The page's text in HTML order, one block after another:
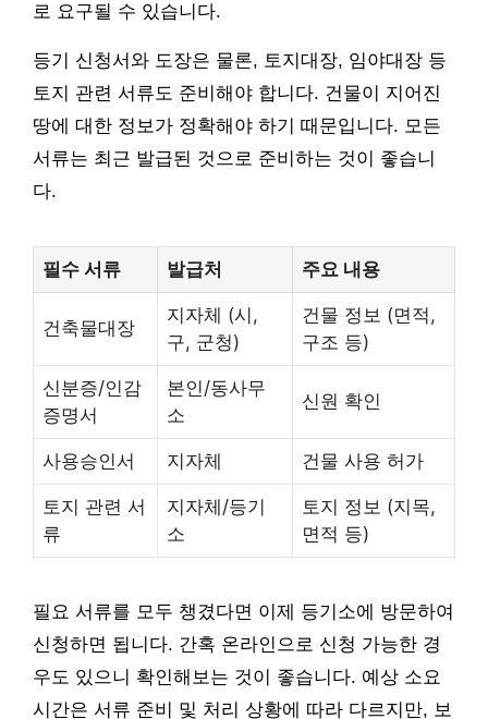
로 요구될 수 있습니다.
등기 신청서와 도장은 물론, 토지대장, 임야대장 등
토지 관련 서류도 준비해야 합니다. 건물이 지어진
땅에 대한 정보가 정확해야 하기 때문입니다. 모든
서류는 최근 발급된 것으로 준비하는 것이 좋습니
다.
필수 서류 발급처 주요 내용
건축물대장
지자체 (시,
구, 군청)
건물 정보 (면적,
구조 등)
신분증/인감
증명서
본인/동사무
소
신원 확인
사용승인서 지자체 건물 사용 허가
토지 관련 서
류
지자체/등기
소
토지 정보 (지목,
면적 등)
필요 서류를 모두 챙겼다면 이제 등기소에 방문하여
신청하면 됩니다. 간혹 온라인으로 신청 가능한 경
우도 있으니 확인해보는 것이 좋습니다. 예상 소요
시간은 서류 준비 및 처리 상황에 따라 다르지만, 보